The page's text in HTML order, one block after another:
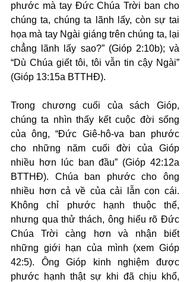
phước mà tay Đức Chúa Trời ban cho
chúng ta, chúng ta lãnh lấy, còn sự tai
họa mà tay Ngài giáng trên chúng ta, lại
chẳng lãnh lấy sao?” (Gióp 2:10b); và
“Dù Chúa giết tôi, tôi vẫn tin cậy Ngài”
(Gióp 13:15a BTTHĐ).
Trong chương cuối của sách Gióp,
chúng ta nhìn thấy kết cuộc đời sống
của ông, “Đức Giê-hô-va ban phước
cho những năm cuối đời của Gióp
nhiều hơn lúc ban đầu” (Gióp 42:12a
BTTHĐ). Chúa ban phước cho ông
nhiều hơn cả về của cải lẫn con cái.
Không chỉ phước hạnh thuộc thể,
nhưng qua thử thách, ông hiểu rõ Đức
Chúa Trời càng hơn và nhận biết
những giới hạn của mình (xem Gióp
42:5). Ông Gióp kinh nghiệm được
phước hạnh thật sự khi đã chịu khổ,